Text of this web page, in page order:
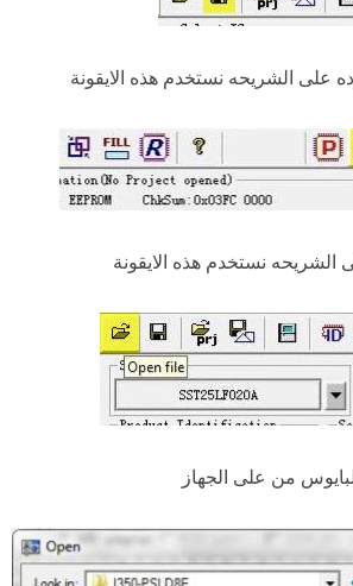
على الشريحه نستخدم هذه الايقونة
نستخدم هذه الايقونة
من على الجهاز